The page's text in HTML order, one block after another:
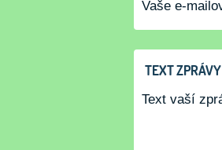
TEXT ZPRÁVY